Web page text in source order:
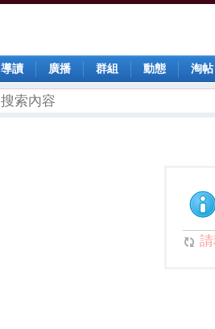
導讀 廣播 群組 動態 淘帖